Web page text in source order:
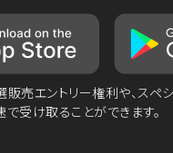
売エントリー権利や、スペ
受け取ることができます。